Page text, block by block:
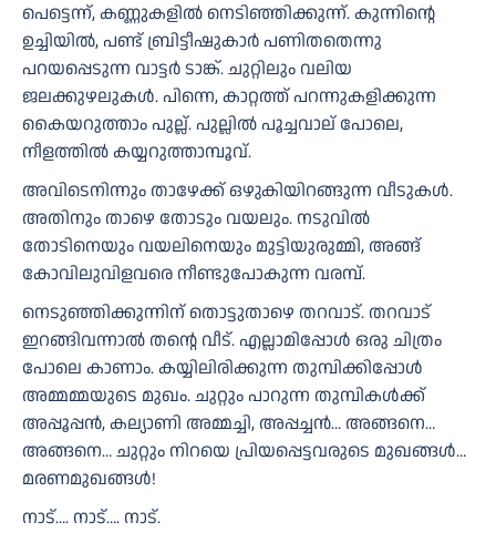
പെട്ടെന്ന്, കണ്ണുകളിൽ നെടിഞ്ഞിക്കുന്ന്. കുന്നിന്റെ
ഉച്ചിയിൽ, പണ്ട് ബ്രിട്ടീഷുകാർ പണിതതെന്നു
പറയപ്പെടുന്ന വാട്ടർ ടാങ്ക്. ചുറ്റിലും വലിയ
ജലക്കുഴലുകൾ. പിന്നെ, കാറ്റത്ത് പറന്നുകളിക്കുന്ന
കൈയറുത്താം പുല്ല്. പുല്ലിൽ പൂച്ചവാല് പോലെ,
നീളത്തിൽ കയ്യറുത്താമ്പൂവ്.
അവിടെനിന്നും താഴേക്ക് ഒഴുകിയിറങ്ങുന്ന വീടുകൾ.
അതിനും താഴെ തോടും വയലും. നടുവിൽ
തോടിനെയും വയലിനെയും മുട്ടിയുരുമ്മി, അങ്ങ്
കോവിലുവിളവരെ നീണ്ടുപോകുന്ന വരമ്പ്.
നെടുഞ്ഞിക്കുന്നിന് തൊട്ടുതാഴെ തറവാട്. തറവാട്
ഇറങ്ങിവന്നാൽ തന്റെ വീട്. എല്ലാമിപ്പോൾ ഒരു ചിത്രം
പോലെ കാണാം. കയ്യിലിരിക്കുന്ന തുമ്പിക്കിപ്പോൾ
അമ്മമ്മയുടെ മുഖം. ചുറ്റും പാറുന്ന തുമ്പികൾക്ക്
അപ്പൂപ്പൻ, കല്യാണി അമ്മച്ചി, അപ്പച്ചൻ… അങ്ങനെ…
അങ്ങനെ… ചുറ്റും നിറയെ പ്രിയപ്പെട്ടവരുടെ മുഖങ്ങൾ…
മരണമുഖങ്ങൾ!
നാട്…. നാട്…. നാട്.